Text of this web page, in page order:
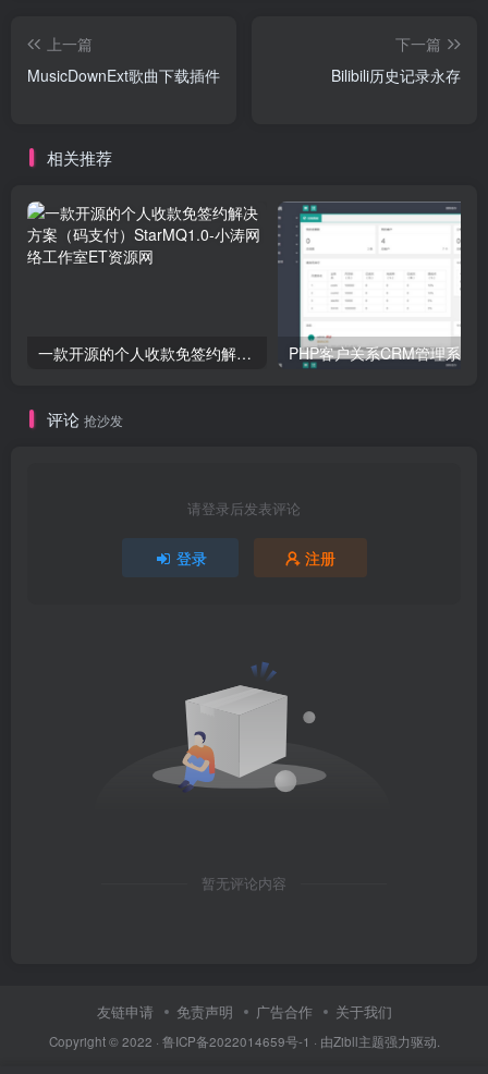
上一篇
MusicDownExt歌曲下载插件
下一篇
Bilibili历史记录永存
相关推荐
一款开源的个人收款免签约解决方案（码支付）StarMQ1.0
评论 抢沙发
请登录后发表评论
登录 注册
暂无评论内容
友链申请 免责声明 广告合作 关于我们
Copyright © 2022 · 鲁ICP备2022014659号-1 · 由Zibll主题强力驱动.